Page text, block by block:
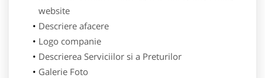
website
Descriere afacere
Logo companie
Descrierea Serviciilor si a Preturilor
Galerie Foto